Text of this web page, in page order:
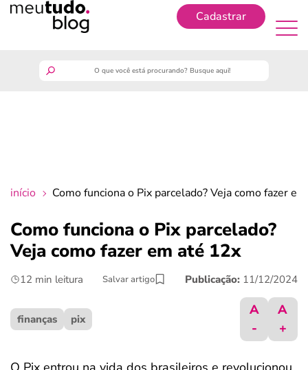
Cadastrar
crédito fácil
últimas notícias
ferramentas
início Como funciona o Pix parcelado? Veja como fazer
Como funciona o Pix parcelado?
Veja como fazer em até 12x
12 min leitura Salvar artigo Publicação: 11/12/2024
finanças pix
A
-
A
+